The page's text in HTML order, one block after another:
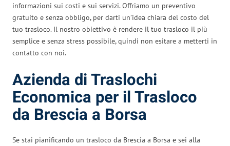
informazioni sui costi e sui servizi. Offriamo un preventivo
gratuito e senza obbligo, per darti un’idea chiara del costo del
tuo trasloco. Il nostro obiettivo è rendere il tuo trasloco il più
semplice e senza stress possibile, quindi non esitare a metterti in
contatto con noi.
Azienda di Traslochi
Economica per il Trasloco
da Brescia a Borsa
Se stai pianificando un trasloco da Brescia a Borsa e sei alla